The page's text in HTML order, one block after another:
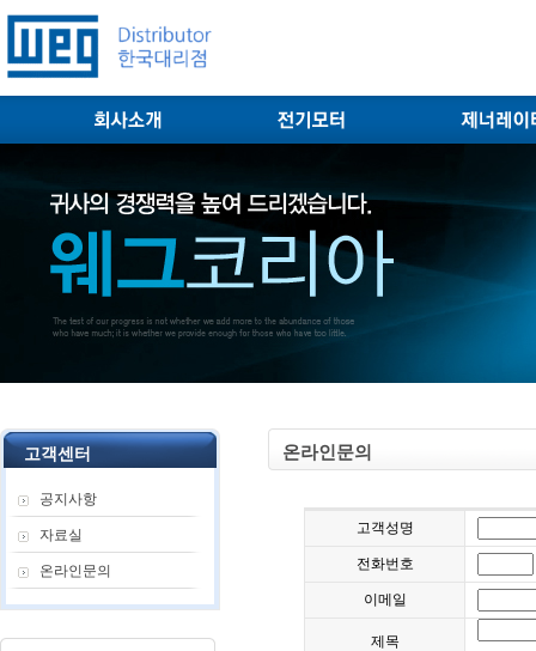
고객센터
공지사항
자료실
온라인문의
온라인문의
고객성명
전화번호
이메일
제목